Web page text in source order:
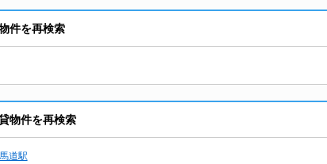
件を再検索
物件を再検索
馬道駅